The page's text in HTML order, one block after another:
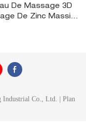
De Massage 3D
De Zinc Massif
Industrial Co., Ltd. | Plan